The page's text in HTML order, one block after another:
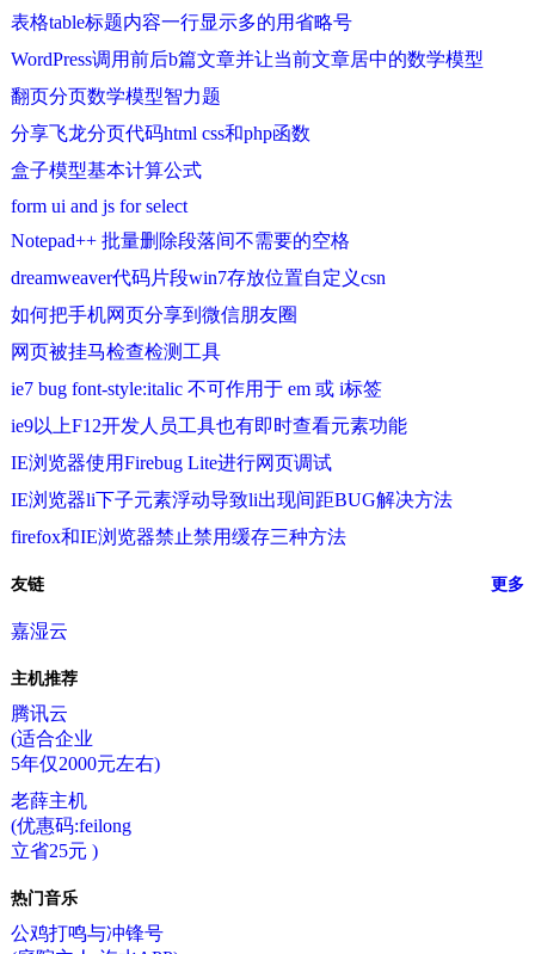
表格table标题内容一行显示多的用省略号
WordPress调用前后b篇文章并让当前文章居中的数学模型
翻页分页数学模型智力题
分享飞龙分页代码html css和php函数
盒子模型基本计算公式
form ui and js for select
Notepad++ 批量删除段落间不需要的空格
dreamweaver代码片段win7存放位置自定义csn
如何把手机网页分享到微信朋友圈
网页被挂马检查检测工具
ie7 bug font-style:italic 不可作用于 em 或 i标签
ie9以上F12开发人员工具也有即时查看元素功能
IE浏览器使用Firebug Lite进行网页调试
IE浏览器li下子元素浮动导致li出现间距BUG解决方法
firefox和IE浏览器禁止禁用缓存三种方法
友链 更多
嘉湿云
主机推荐
腾讯云
(适合企业
5年仅2000元左右)
老薛主机
(优惠码:feilong
立省25元 )
热门音乐
公鸡打鸣与冲锋号